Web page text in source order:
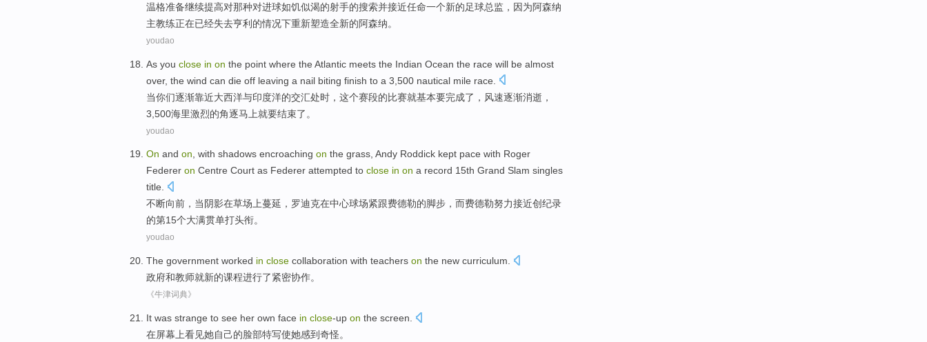
温格准备继续提高对那种对进球如饥似渴的射手的搜索并接近任命一个新的足球总监 ， 因为阿森纳
主教练正在已经失去亨利的情况下重新塑造全新的阿森纳。
youdao
As you close in on the point where the Atlantic meets the Indian Ocean the race will be almost
over, the wind can die off leaving a nail biting finish to a 3,500 nautical mile race
当你们逐渐靠近大西洋与印度洋的交汇处时 ， 这个赛段的比赛就基本要完成了 ， 风速逐渐消逝 ，
3,500海里激烈的角逐马上就要结束了。
youdao
On and on, with shadows encroaching on the grass, Andy Roddick kept pace with Roger
Federer on Centre Court as Federer attempted to close in on a record 15th Grand Slam singles
title.
不断向前 ，当阴影在草场上蔓延， 罗迪克在中心球场紧跟费德勒的脚步 ，而费德勒努力接近创纪录
的第15个大满贯单打头衔。
youdao
The government worked in close collaboration with teachers on the new curriculum
政府和教师就新的课程进行了紧密协作。
《牛津词典》
It was strange to see her own face in close-up on the screen
在屏幕 上看见她自己的脸部特写使她感到奇怪。